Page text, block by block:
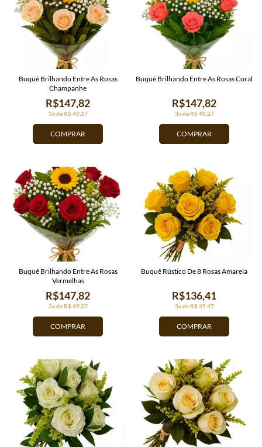
COMPRAR
3x de R$ 49,27
R$147,82
Buquê Brilhando Entre As Rosas
Champanhe
COMPRAR
3x de R$ 49,27
R$147,82
Buquê Brilhando Entre As Rosas Coral
COMPRAR
3x de R$ 49,27
R$147,82
Buquê Brilhando Entre As Rosas
Vermelhas
COMPRAR
3x de R$ 45,47
R$136,41
Buquê Rústico De 8 Rosas Amarela